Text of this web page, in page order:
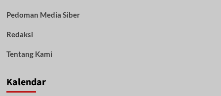
Pedoman Media Siber
Redaksi
Tentang Kami
Kalendar